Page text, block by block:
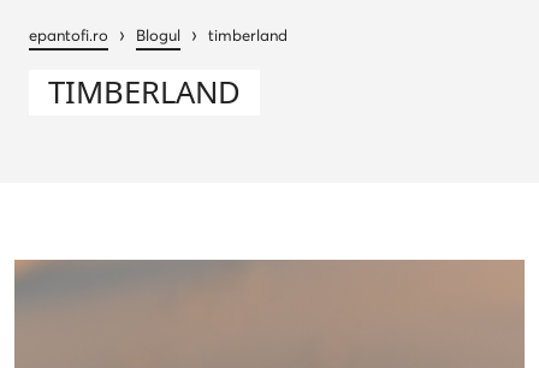
epantofi.ro › Blogul › timberland
TIMBERLAND